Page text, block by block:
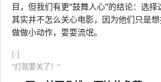
目，但我们有更“鼓舞人心”的结论：选
其实并不怎么关心电影，因为他们只是
做做小动作，耍耍流氓。
[-]
“灯就要关了！”